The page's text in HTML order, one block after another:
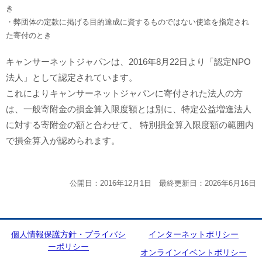
き
・弊団体の定款に掲げる目的達成に資するものではない使途を指定され
た寄付のとき
キャンサーネットジャパンは、2016年8月22日より「認定NPO
法人」として認定されています。
これによりキャンサーネットジャパンに寄付された法人の方
は、一般寄附金の損金算入限度額とは別に、特定公益増進法人
に対する寄附金の額と合わせて、 特別損金算入限度額の範囲内
で損金算入が認められます。
公開日：2016年12月1日 最終更新日：2026年6月16日
個人情報保護方針・プライバシ
ーポリシー
インターネットポリシー
オンラインイベントポリシー